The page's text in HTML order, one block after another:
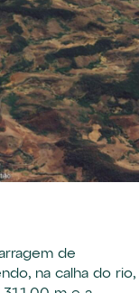
de
na calha do rio,